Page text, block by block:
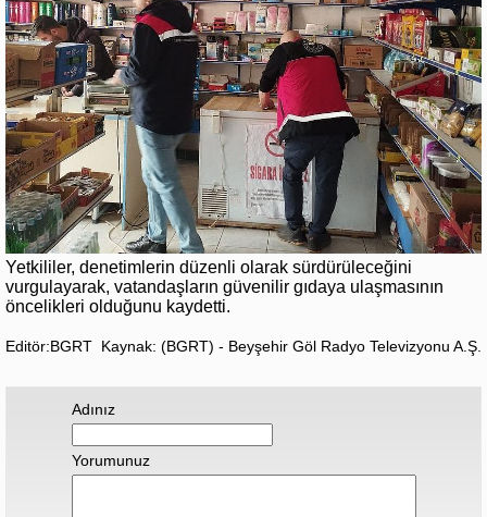
Yetkililer, denetimlerin düzenli olarak sürdürüleceğini
vurgulayarak, vatandaşların güvenilir gıdaya ulaşmasının
öncelikleri olduğunu kaydetti.
Editör:BGRT Kaynak: (BGRT) - Beyşehir Göl Radyo Televizyonu A.Ş.
Adınız
Yorumunuz